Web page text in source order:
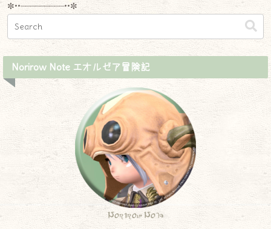
✼••┈┈┈┈┈┈┈┈┈••✼
Norirow Note エオルゼア冒険記
Norirow Note